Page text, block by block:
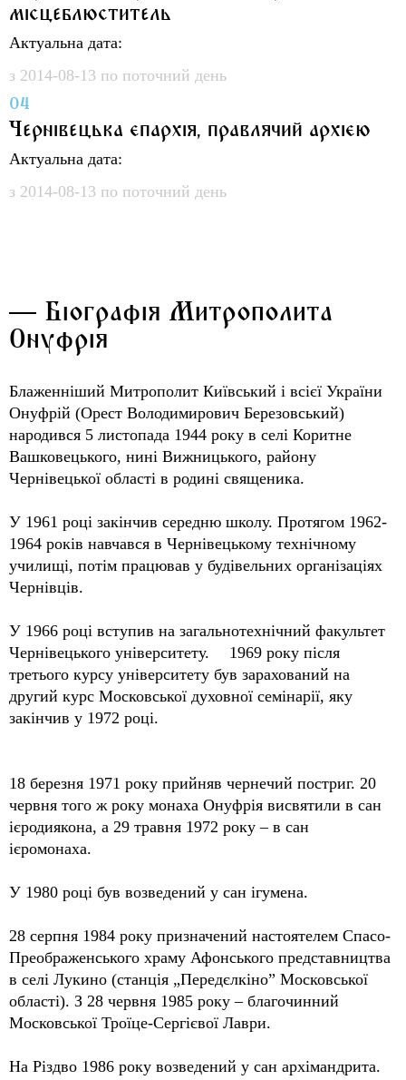
місцеблюститель
Актуальна дата:
з 2014-08-13 по поточний день
04
Чернівецька єпархія, правлячий архією
Актуальна дата:
з 2014-08-13 по поточний день
— Біографія Митрополита
Онуфрія
Блаженніший Митрополит Київський і всієї України
Онуфрій (Орест Володимирович Березовський)
народився 5 листопада 1944 року в селі Коритне
Вашковецького, нині Вижницького, району
Чернівецької області в родині священика.
У 1961 році закінчив середню школу. Протягом 1962-
1964 років навчався в Чернівецькому технічному
училищі, потім працював у будівельних організаціях
Чернівців.
У 1966 році вступив на загальнотехнічний факультет
Чернівецького університету. 1969 року після
третього курсу університету був зарахований на
другий курс Московської духовної семінарії, яку
закінчив у 1972 році.
18 березня 1971 року прийняв чернечий постриг. 20
червня того ж року монаха Онуфрія висвятили в сан
ієродиякона, а 29 травня 1972 року – в сан
ієромонаха.
У 1980 році був возведений у сан ігумена.
28 серпня 1984 року призначений настоятелем Спасо-
Преображенського храму Афонського представництва
в селі Лукино (станція „Передєлкіно” Московської
області). З 28 червня 1985 року – благочинний
Московської Троїце-Сергієвої Лаври.
На Різдво 1986 року возведений у сан архімандрита.